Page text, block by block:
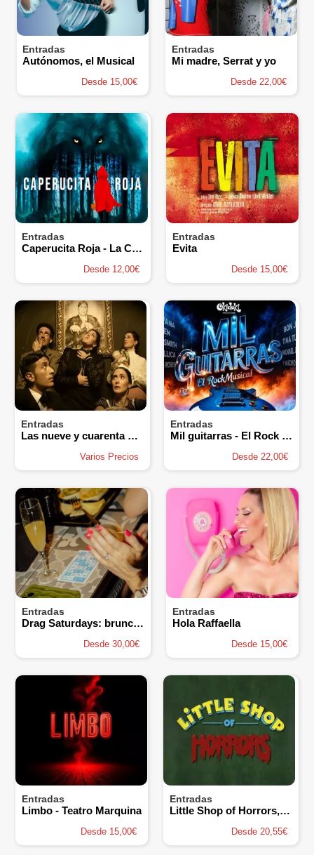
Entradas
Autónomos, el Musical
Desde 15,00€
Entradas
Mi madre, Serrat y yo
Desde 22,00€
Entradas
Caperucita Roja - La Coja Producciones
Desde 12,00€
Entradas
Evita
Desde 15,00€
Entradas
Las nueve y cuarenta y tres
Varios Precios
Entradas
Mil guitarras - El Rock Musical
Desde 22,00€
Entradas
Drag Saturdays: brunch, bingo y drag queens
Desde 30,00€
Entradas
Hola Raffaella
Desde 15,00€
Entradas
Limbo - Teatro Marquina
Desde 15,00€
Entradas
Little Shop of Horrors, el Musical
Desde 20,55€